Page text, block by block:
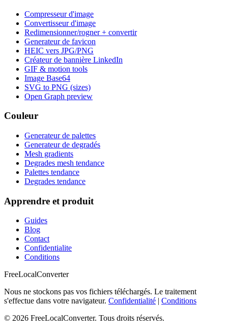
Compresseur d'image
Convertisseur d'image
Redimensionner/rogner + convertir
Generateur de favicon
HEIC vers JPG/PNG
Créateur de bannière LinkedIn
GIF & motion tools
Image Base64
SVG to PNG (sizes)
Open Graph preview
Couleur
Generateur de palettes
Generateur de degradés
Mesh gradients
Degrades mesh tendance
Palettes tendance
Degrades tendance
Apprendre et produit
Guides
Blog
Contact
Confidentialite
Conditions
FreeLocalConverter
Nous ne stockons pas vos fichiers téléchargés. Le traitement
s'effectue dans votre navigateur. Confidentialité | Conditions
© 2026 FreeLocalConverter. Tous droits réservés.